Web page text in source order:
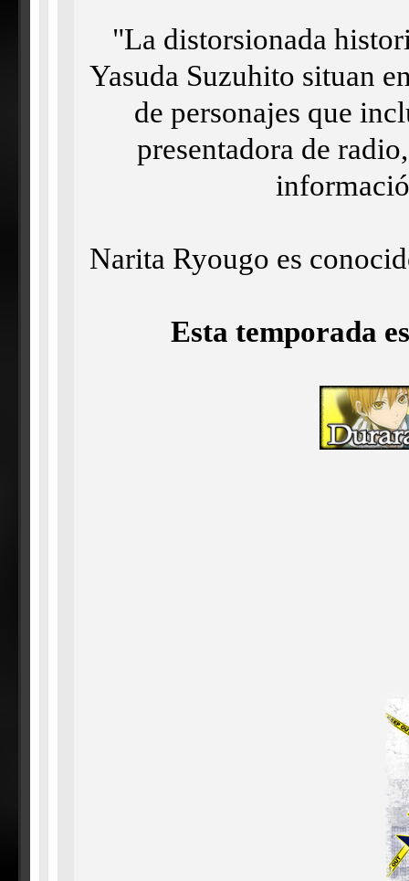
"La distorsionada
Yasuda Suzuhito situan
de personajes que
presentadora de
Narita Ryougo es
Esta temporada